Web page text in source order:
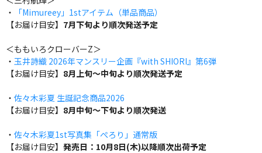
・
「Mimureey」1stアイテム（単品商品）
【お届け目安】 7月下旬より順次発送予定
＜ももいろクローバーZ＞
・ 玉井詩織 2026年マンスリー企画『with SHIORI』第6弾
【お届け目安】 8月上旬～中旬より順次発送予定
・ 佐々木彩夏 生誕記念商品2026
【お届け目安】 8月中旬～下旬より順次発送
・ 佐々木彩夏1st写真集「ぺろり」通常版
【お届け目安】 発売日：10月8日(木)以降順次出荷予定